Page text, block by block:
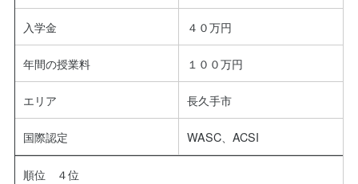
入学金 ４０万円
年間の授業料 １００万円
エリア 長久手市
国際認定 WASC、ACSI
順位 ４位